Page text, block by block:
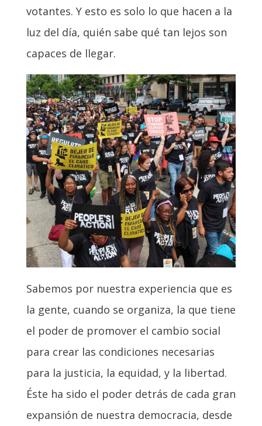
votantes. Y esto es solo lo que hacen a la
luz del día, quién sabe qué tan lejos son
capaces de llegar.
Sabemos por nuestra experiencia que es
la gente, cuando se organiza, la que tiene
el poder de promover el cambio social
para crear las condiciones necesarias
para la justicia, la equidad, y la libertad.
Éste ha sido el poder detrás de cada gran
expansión de nuestra democracia, desde